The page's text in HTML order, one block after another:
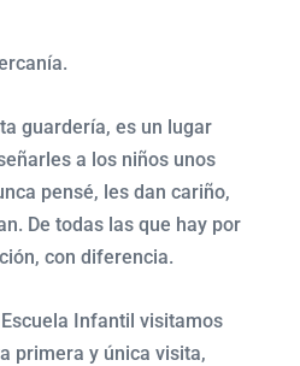
guardería, es un lugar
a los niños unos
pensé, les dan cariño,
De todas las que hay por
con diferencia.
Infantil visitamos
primera y única visita,